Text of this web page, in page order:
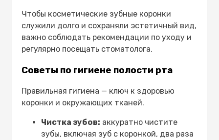
Чтобы косметические зубные коронки
служили долго и сохраняли эстетичный вид,
важно соблюдать рекомендации по уходу и
регулярно посещать стоматолога.
Советы по гигиене полости рта
Правильная гигиена — ключ к здоровью
коронки и окружающих тканей.
Чистка зубов: аккуратно чистите
зубы, включая зуб с коронкой, два раза